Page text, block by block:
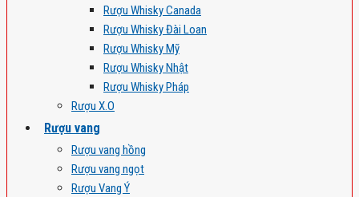
Rượu Whisky Canada
Rượu Whisky Đài Loan
Rượu Whisky Mỹ
Rượu Whisky Nhật
Rượu Whisky Pháp
Rượu X.O
Rượu vang
Rượu vang hồng
Rượu vang ngọt
Rượu Vang Ý